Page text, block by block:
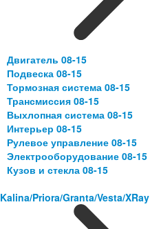
Двигатель 08-15
Подвеска 08-15
Тормозная система 08-15
Трансмиссия 08-15
Выхлопная система 08-15
Интерьер 08-15
Рулевое управление 08-15
Электрооборудование 08-15
Кузов и стекла 08-15
Kalina/Priora/Granta/Vesta/XRay